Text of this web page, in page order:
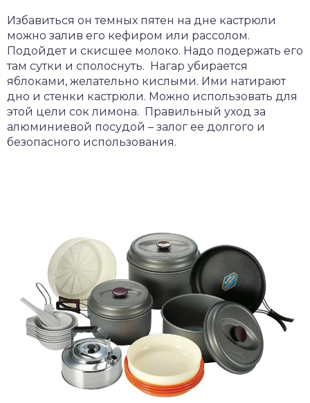
Избавиться он темных пятен на дне кастрюли
можно залив его кефиром или рассолом.
Подойдет и скисшее молоко. Надо подержать его
там сутки и сполоснуть. Нагар убирается
яблоками, желательно кислыми. Ими натирают
дно и стенки кастрюли. Можно использовать для
этой цели сок лимона. Правильный уход за
алюминиевой посудой – залог ее долгого и
безопасного использования.